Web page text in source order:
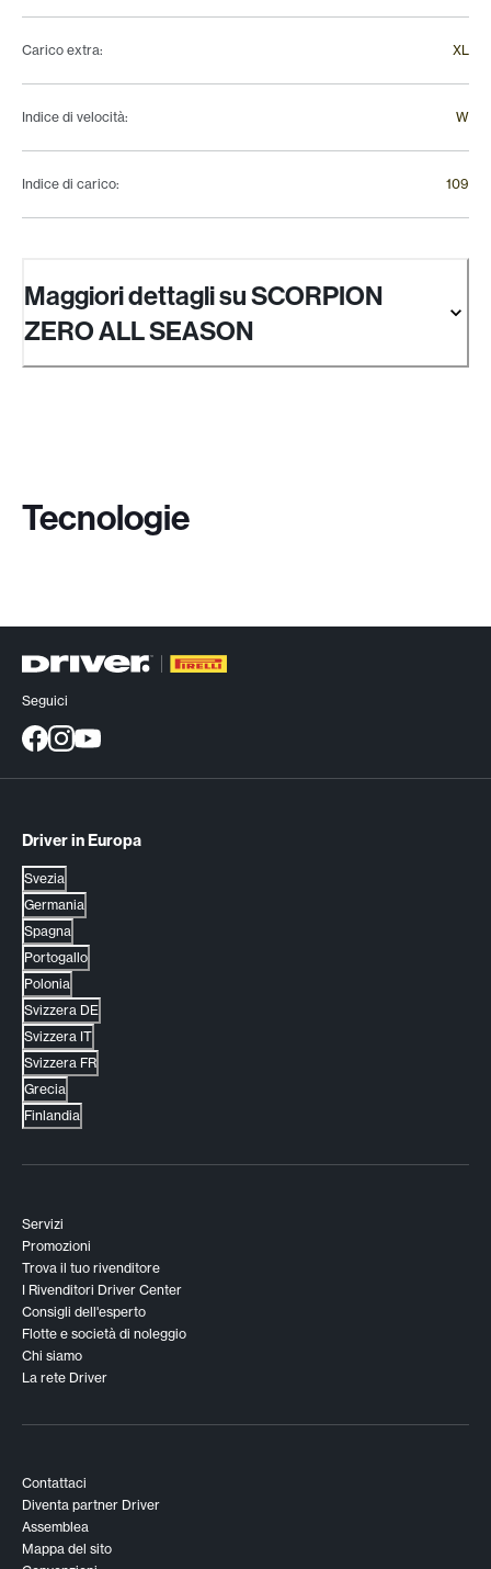
Carico extra: XL
Indice di velocità: W
Indice di carico: 109
Maggiori dettagli su SCORPION
ZERO ALL SEASON
Tecnologie
Seguici
Driver in Europa
Svezia
Germania
Spagna
Portogallo
Polonia
Svizzera DE
Svizzera IT
Svizzera FR
Grecia
Finlandia
Servizi
Promozioni
Trova il tuo rivenditore
I Rivenditori Driver Center
Consigli dell'esperto
Flotte e società di noleggio
Chi siamo
La rete Driver
Contattaci
Diventa partner Driver
Assemblea
Mappa del sito